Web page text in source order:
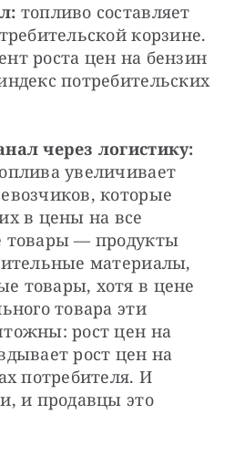
топливо составляет
корзине.
роста цен на бензин
потребительских
через логистику:
увеличивает
которые
в цены на все
товары — продукты
материалы,
товары, хотя в цене
товара эти
рост цен на
рост цен на
потребителя. И
и продавцы это